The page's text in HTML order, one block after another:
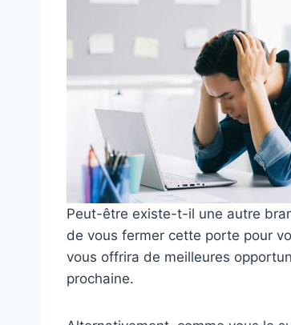
Peut-être existe-t-il une autre
de vous fermer cette porte pour
vous offrira de meilleures
prochaine.